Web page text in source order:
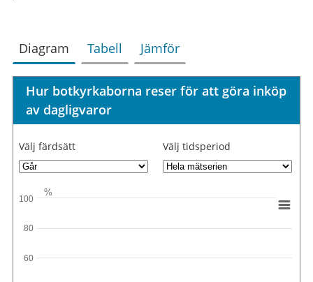
Diagram Tabell Jämför
Hur botkyrkaborna reser för att göra inköp
av dagligvaror
Välj färdsätt Välj tidsperiod
%
60
80
100